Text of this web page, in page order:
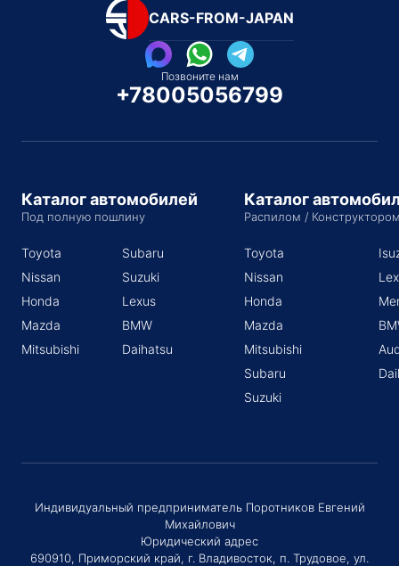
CARS-FROM-JAPAN
Позвоните нам
+78005056799
Каталог автомобилей
Под полную пошлину
Toyota
Nissan
Honda
Mazda
Mitsubishi
Subaru
Suzuki
Lexus
BMW
Daihatsu
Каталог
Распилом /
Toyota
Nissan
Honda
Mazda
Mitsubishi
Subaru
Suzuki
Индивидуальный предприниматель Поротников Евгений
Михайлович
Юридический адрес
690910, Приморский край, г. Владивосток, п. Трудовое, ул.